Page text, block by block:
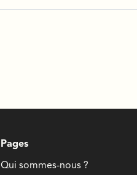
Pages
Qui sommes-nous ?